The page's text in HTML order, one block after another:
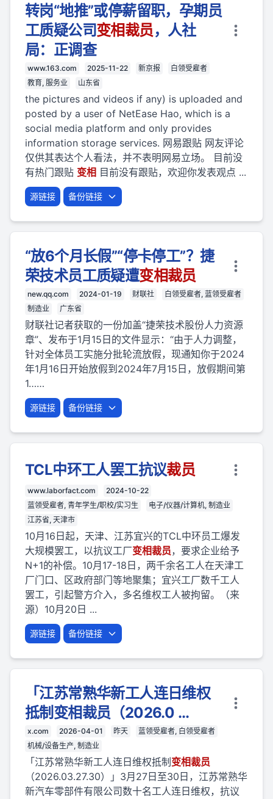
转岗“地推”或停薪留职，孕期员
工质疑公司变相裁员，人社
局：正调查
www.163.com 2025-11-22 新京报
白领受雇者
教育, 服务业
山东省
the pictures and videos if any) is uploaded and
posted by a user of NetEase Hao, which is a
social media platform and only provides
information storage services. 网易跟贴 网友评论
仅供其表达个人看法，并不表明网易立场。 目前没
有热门跟贴 变相 目前没有跟贴，欢迎你发表观点 ...
源链接 备份链接
“放6个月长假”“停卡停工”？捷
荣技术员工质疑遭变相裁员
new.qq.com 2024-01-19 财联社
白领受雇者, 蓝领受雇者
制造业
广东省
财联社记者获取的一份加盖“捷荣技术股份人力资源
章”、发布于1月15日的文件显示：“由于人力调整，
针对全体员工实施分批轮流放假，现通知你于2024
年1月16日开始放假到2024年7月15日，放假期间第
1……
源链接 备份链接
TCL中环工人罢工抗议裁员
www.laborfact.com
2024-10-22
蓝领受雇者, 青年学生/职校/实习生
电子/仪器/计算机, 制造业
江苏省, 天津市
10月16日起，天津、江苏宜兴的TCL中环员工爆发
大规模罢工，以抗议工厂变相裁员，要求企业给予
N+1的补偿。10月17-18日，两千余名工人在天津工
厂门口、区政府部门等地聚集；宜兴工厂数千工人
罢工，引起警方介入，多名维权工人被拘留。（来
源）10月20日 ...
源链接 备份链接
「江苏常熟华新工人连日维权
抵制变相裁员（2026.0 ...
x.com 2026-04-01 昨天
蓝领受雇者, 白领受雇者
机械/设备生产, 制造业
「江苏常熟华新工人连日维权抵制 变相裁员
（2026.03.27.30）」3月27日至30日，江苏常熟华
新汽车零部件有限公司数十名工人连日维权，抗议